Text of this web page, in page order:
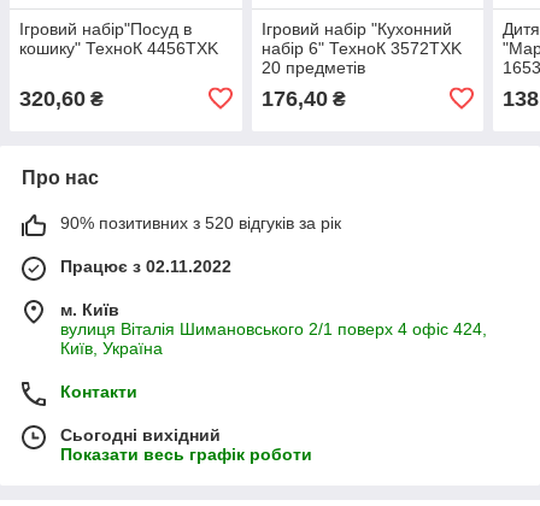
Ігровий набір"Посуд в
кошику" ТехноК 4456TXK
320,60 ₴
Ігровий набір "Кухонний
набір 6" ТехноК 3572TXK
20 предметів
176,40₴
Про нас
90% позитивних з 520 відгуків за рік
Працює з 02.11.2022
м. Київ
вулиця Віталія Шимановського 2/1 поверх 4 офіс 424,
Київ, Україна
Контакти
Сьогодні вихідний
Показати весь графік роботи